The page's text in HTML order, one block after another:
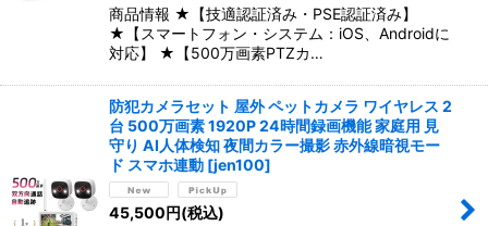
商品情報 ★【技適認証済み・PSE認証済み】
★【スマートフォン・システム：iOS、Androidに
対応】 ★【500万画素PTZカ…
防犯カメラセット 屋外 ペットカメラ ワイヤレス 2
台 500万画素 1920P 24時間録画機能 家庭用 見
守り AI人体検知 夜間カラー撮影 赤外線暗視モー
ド スマホ連動 [jen100]
45,500円(税込)